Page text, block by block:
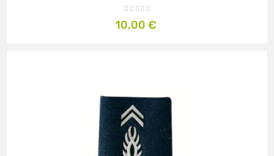
Prix
10,00 €